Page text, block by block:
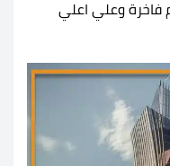
فاخرة وعلي اعلي